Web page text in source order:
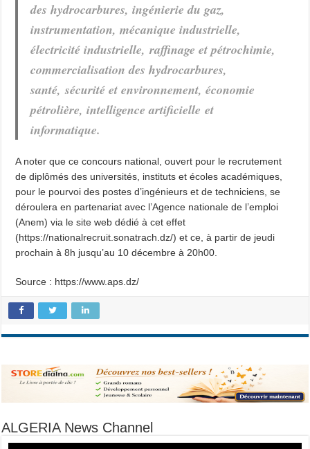
des hydrocarbures, ingénierie du gaz,
instrumentation, mécanique industrielle,
électricité industrielle, raffinage et pétrochimie,
commercialisation des hydrocarbures,
santé, sécurité et environnement, économie
pétrolière, intelligence artificielle et
informatique.
A noter que ce concours national, ouvert pour le recrutement
de diplômés des universités, instituts et écoles académiques,
pour le pourvoi des postes d’ingénieurs et de techniciens, se
déroulera en partenariat avec l’Agence nationale de l’emploi
(Anem) via le site web dédié à cet effet
(https://nationalrecruit.sonatrach.dz/) et ce, à partir de jeudi
prochain à 8h jusqu’au 10 décembre à 20h00.
Source : https://www.aps.dz/
ALGERIA News Channel